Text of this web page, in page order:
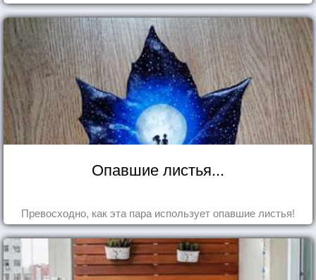
Опавшие листья...
Превосходно, как эта пара использует опавшие листья!